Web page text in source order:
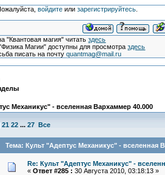
войдитеили зарегистрируйтесь.
"Квантовая магия" читатьздесь
Магии" доступны для просмотраздесь
писать на почтуquantmag@mail.ru
Механикус" - вселенная Вархаммер 40.000
21 22 ... 27 Все
Тема: Культ "Адептус Механикус" - вселенная
Re: Культ "Адептус Механикус" -
« Ответ #285 : 30 Августа 2010, 03:18:13 »